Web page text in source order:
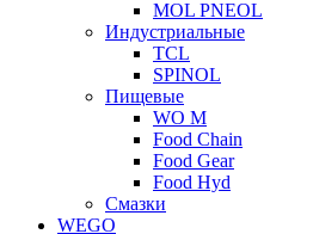
MOL PNEOL
Индустриальные
TCL
SPINOL
Пищевые
WO M
Food Chain
Food Gear
Food Hyd
Смазки
WEGO